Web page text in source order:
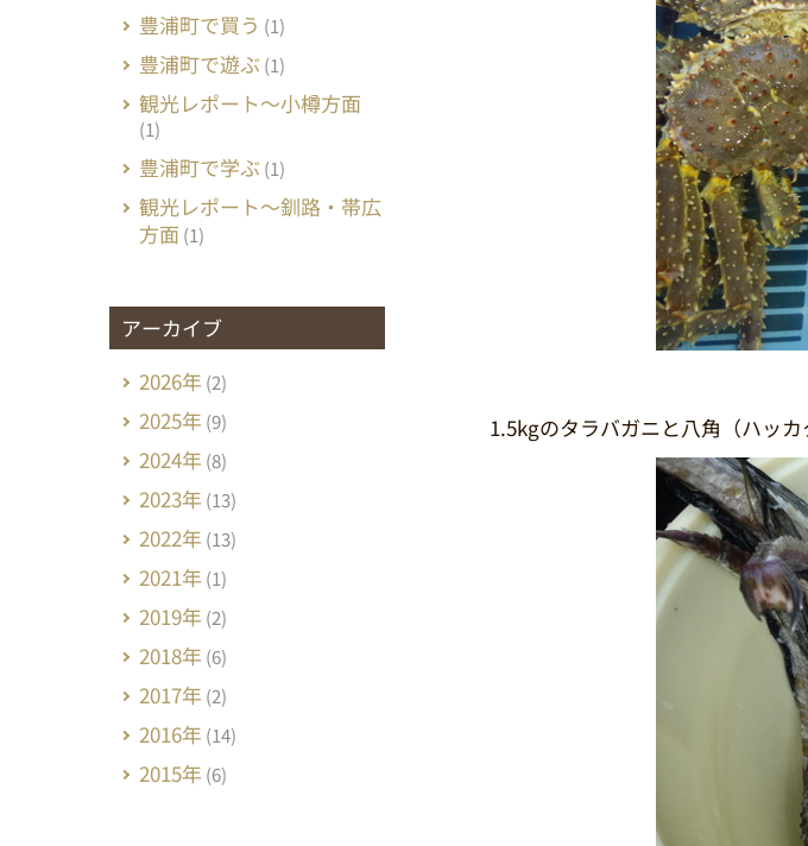
1.5kgのタラバガニと八角（ハッ
豊浦町で買う (1)
豊浦町で遊ぶ (1)
観光レポート～小樽方面
(1)
豊浦町で学ぶ (1)
観光レポート～釧路・帯広
方面 (1)
アーカイブ
2026年(2)
2025年(9)
2024年(8)
2023年(13)
2022年(13)
2021年(1)
2019年(2)
2018年(6)
2017年(2)
2016年(14)
2015年(6)